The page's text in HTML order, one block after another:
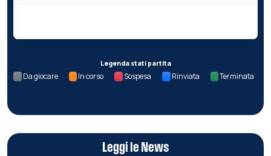
Legenda stati partita
Da giocare In corso Sospesa Rinviata Terminata
Leggi le News